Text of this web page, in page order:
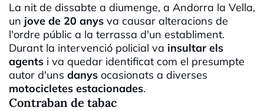
La nit de dissabte a diumenge, a Andorra la Vella,
un jove de 20 anys va causar alteracions de
l'ordre públic a la terrassa d'un establiment.
Durant la intervenció policial va insultar els
agents i va quedar identificat com el presumpte
autor d'uns danys ocasionats a diverses
motocicletes estacionades.
Contraban de tabac